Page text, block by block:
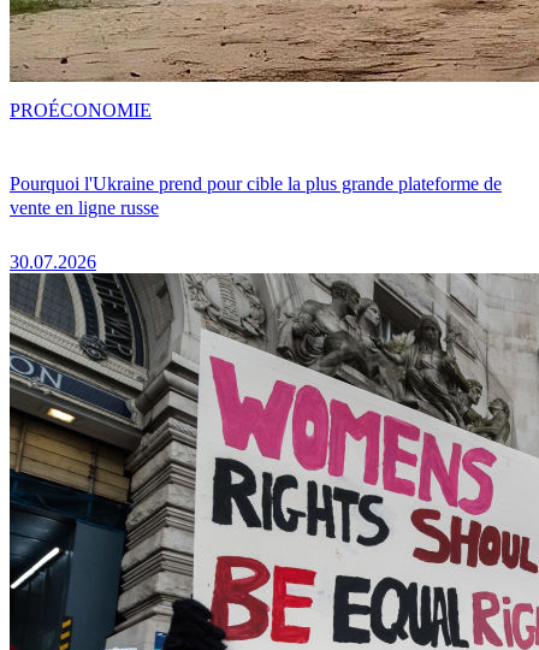
Pourquoi l'Ukraine prend pour cible la plus grande plateforme de
vente en ligne russe
30.07.2026
PROÉCONOMIE